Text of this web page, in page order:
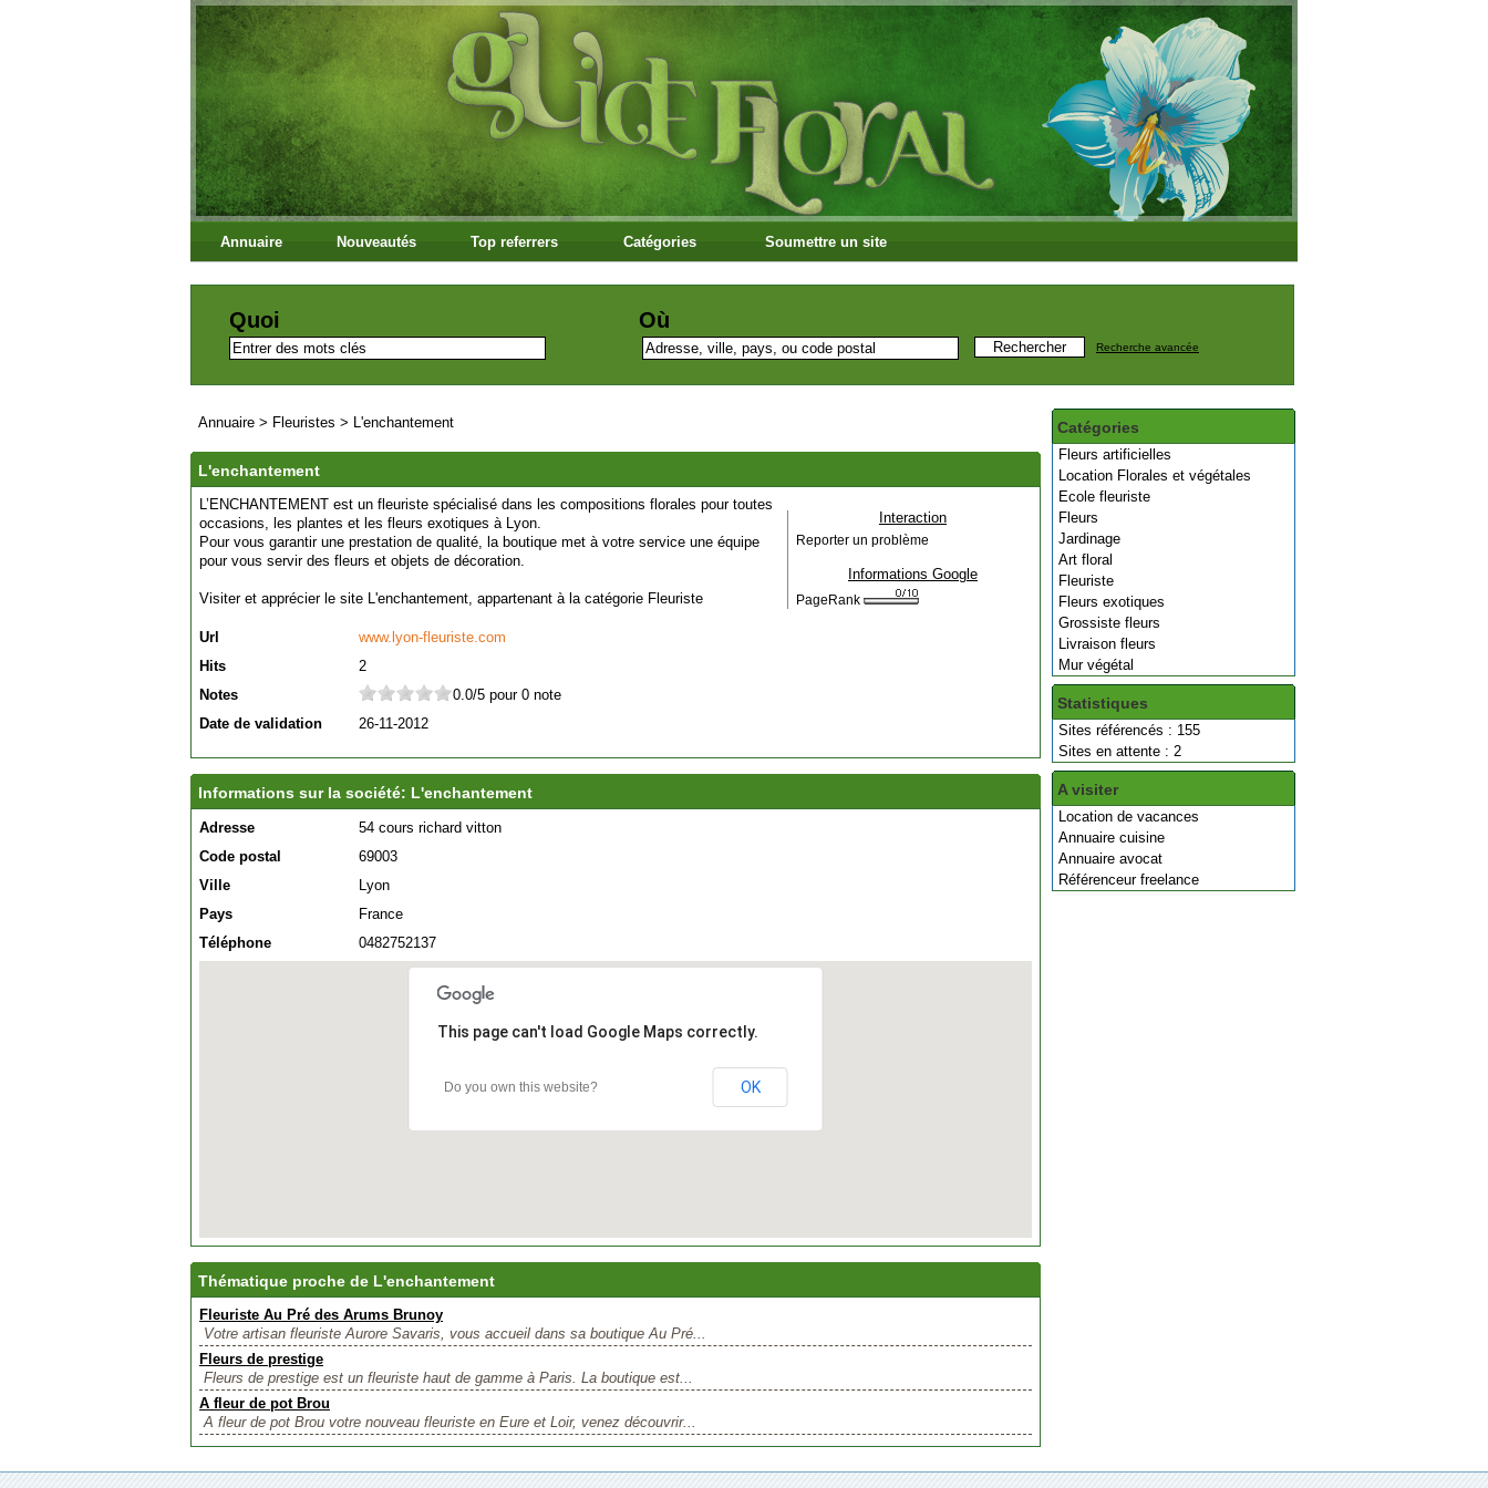
Annuaire Nouveautés Top referrers Catégories Soumettre un site
Quoi Où
Recherche avancée
Catégories
Fleurs artificielles
Location Florales et végétales
Ecole fleuriste
Fleurs
Jardinage
Art floral
Fleuriste
Fleurs exotiques
Grossiste fleurs
Livraison fleurs
Mur végétal
Statistiques
Sites référencés : 155
Sites en attente : 2
A visiter
Location de vacances
Annuaire cuisine
Annuaire avocat
Référenceur freelance
Annuaire > Fleuristes > L'enchantement
L'enchantement
L’ENCHANTEMENT est un fleuriste spécialisé dans les compositions florales pour toutes
occasions, les plantes et les fleurs exotiques à Lyon.
Pour vous garantir une prestation de qualité, la boutique met à votre service une équipe
pour vous servir des fleurs et objets de décoration.
Visiter et apprécier le site L'enchantement, appartenant à la catégorie Fleuriste
Url
www.lyon-fleuriste.com
Hits
2
Notes
0.0/5 pour 0 note
Date de validation
26-11-2012
Interaction
Reporter un problème
Informations Google
PageRank
Informations sur la société: L'enchantement
Adresse
54 cours richard vitton
Code postal
69003
Ville
Lyon
Pays
France
Téléphone
0482752137
This page can't load Google Maps correctly.
Do you own this website? OK
Thématique proche de L'enchantement
Fleuriste Au Pré des Arums Brunoy
Votre artisan fleuriste Aurore Savaris, vous accueil dans sa boutique Au Pré...
Fleurs de prestige
Fleurs de prestige est un fleuriste haut de gamme à Paris. La boutique est...
A fleur de pot Brou
A fleur de pot Brou votre nouveau fleuriste en Eure et Loir, venez découvrir...